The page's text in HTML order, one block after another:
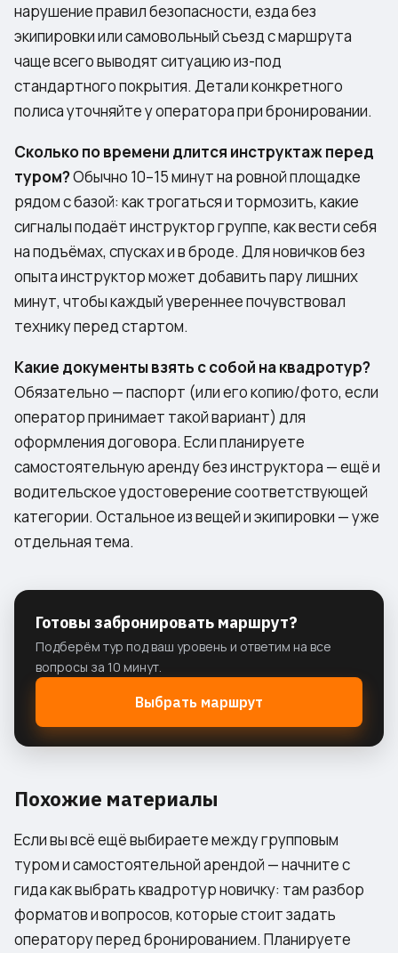
нарушение правил безопасности, езда без
экипировки или самовольный съезд с маршрута
чаще всего выводят ситуацию из-под
стандартного покрытия. Детали конкретного
полиса уточняйте у оператора при бронировании.
Сколько по времени длится инструктаж перед
туром?Обычно 10–15 минут на ровной площадке
рядом с базой: как трогаться и тормозить, какие
сигналы подаёт инструктор группе, как вести себя
на подъёмах, спусках и в броде. Для новичков без
опыта инструктор может добавить пару лишних
минут, чтобы каждый увереннее почувствовал
технику перед стартом.
Какие документы взять с собой на квадротур?
Обязательно — паспорт (или его копию/фото, если
оператор принимает такой вариант) для
оформления договора. Если планируете
самостоятельную аренду без инструктора — ещё и
водительское удостоверение соответствующей
категории. Остальное из вещей и экипировки — уже
отдельная тема.
Готовы забронировать маршрут?
Подберём тур под ваш уровень и ответим на все
вопросы за 10 минут.
Выбрать маршрут
Похожие материалы
Если вы всё ещё выбираете между групповым
туром и самостоятельной арендой — начните с
гидакак выбрать квадротур новичку: там разбор
форматов и вопросов, которые стоит задать
оператору перед бронированием. Планируете